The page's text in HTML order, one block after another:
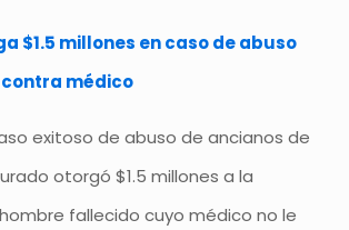
$1.5 millones en caso de abuso
médico
exitoso de abuso de ancianos de
otorgó $1.5 millones a la
fallecido cuyo médico no le